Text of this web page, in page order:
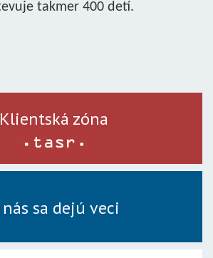
takmer 400 detí.
Klientská zóna
nás sa dejú veci